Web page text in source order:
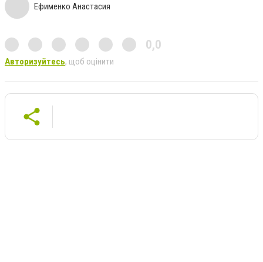
Ефименко Анастасия
0,0
Авторизуйтесь, щоб оцінити